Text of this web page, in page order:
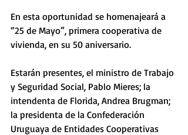
En esta oportunidad se homenajeará a
“25 de Mayo”, primera cooperativa de
vivienda, en su 50 aniversario.
Estarán presentes, el ministro de Trabajo
y Seguridad Social, Pablo Mieres; la
intendenta de Florida, Andrea Brugman;
la presidenta de la Confederación
Uruguaya de Entidades Cooperativas